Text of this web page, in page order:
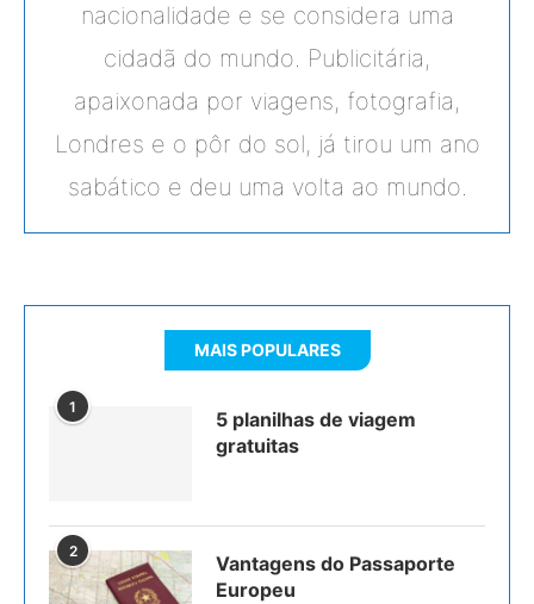
nacionalidade e se considera uma
cidadã do mundo. Publicitária,
apaixonada por viagens, fotografia,
Londres e o pôr do sol, já tirou um ano
sabático e deu uma volta ao mundo.
MAIS POPULARES
1
5 planilhas de viagem
gratuitas
2
Vantagens do Passaporte
Europeu